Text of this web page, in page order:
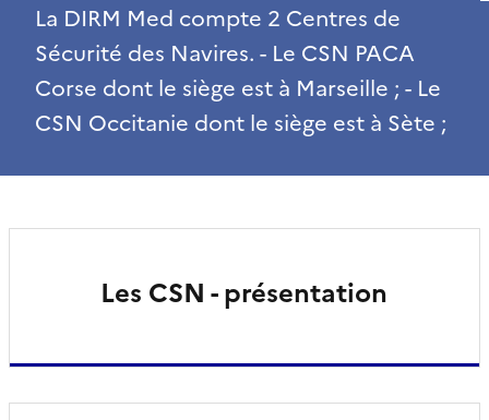
La DIRM Med compte 2 Centres de
Sécurité des Navires. - Le CSN PACA
Corse dont le siège est à Marseille ; - Le
CSN Occitanie dont le siège est à Sète ;
Les CSN - présentation